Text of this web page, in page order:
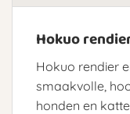
Hokuo
Hokuo rendier
smaakvolle,
honden en